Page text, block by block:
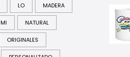
LO MADERA
MI NATURAL
ORIGINALES